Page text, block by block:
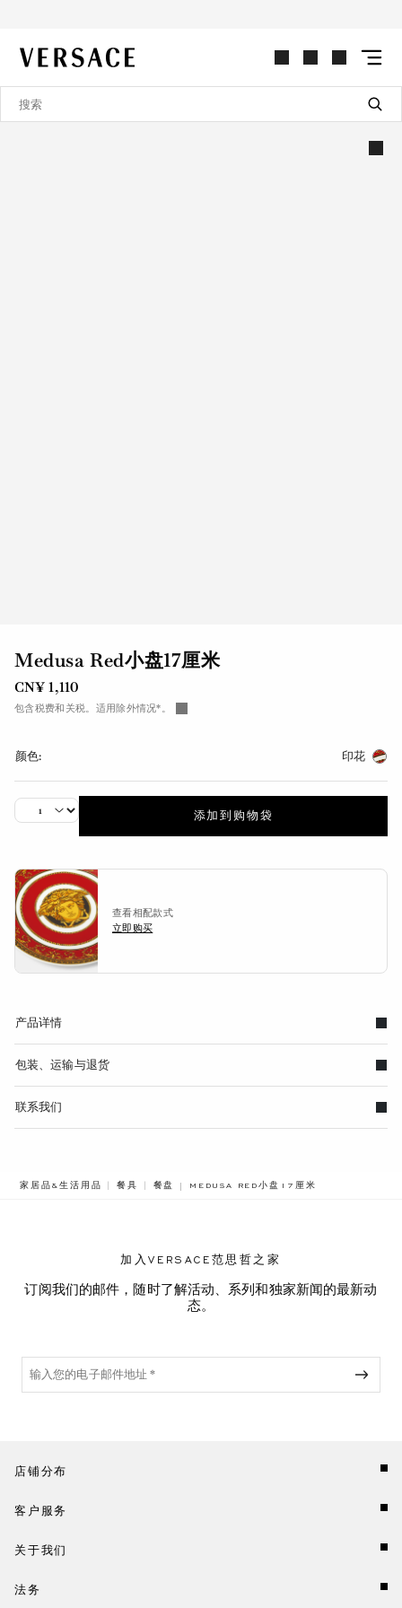
VERSACE | 主页
Medusa Red小盘17厘米
CN¥ 1,110
包含税费和关税。适用除外情况*。
颜色: 印花
添加到购物袋
查看相配款式
立即购买
产品详情
包装、运输与退货
联系我们
家居品&生活用品 餐具 餐盘 BREADCRUMB.ADA.LABEL.CURRENT
MEDUSA RED小盘17厘米
加入VERSACE范思哲之家
订阅我们的邮件，随时了解活动、系列和独家新闻的最新动
态。
店铺分布
客户服务
关于我们
法务